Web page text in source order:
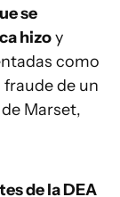
se
hizoy
como
de un
Marset,
de la DEA